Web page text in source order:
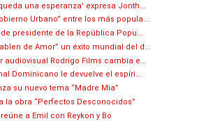
una esperanza' expresa Jonth...
Urbano” entre los más popula...
presidente de la República Popu...
de Amor” un éxito mundial del d...
audiovisual Rodrigo Films cambia e...
Dominicano le devuelve el espíri...
su nuevo tema “Madre Mia”
la obra “Perfectos Desconocidos”
a Emil con Reykon y Bo